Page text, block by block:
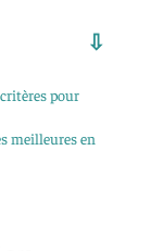
pour
meilleures en